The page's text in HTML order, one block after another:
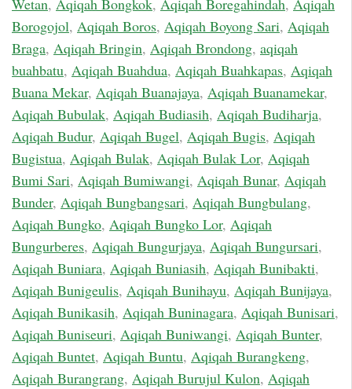
Wetan, Aqiqah Bongkok, Aqiqah Boregahindah, Aqiqah
Borogojol, Aqiqah Boros, Aqiqah Boyong Sari, Aqiqah
Braga, Aqiqah Bringin, Aqiqah Brondong, aqiqah
buahbatu, Aqiqah Buahdua, Aqiqah Buahkapas, Aqiqah
Buana Mekar, Aqiqah Buanajaya, Aqiqah Buanamekar,
Aqiqah Bubulak, Aqiqah Budiasih, Aqiqah Budiharja,
Aqiqah Budur, Aqiqah Bugel, Aqiqah Bugis, Aqiqah
Bugistua, Aqiqah Bulak, Aqiqah Bulak Lor, Aqiqah
Bumi Sari, Aqiqah Bumiwangi, Aqiqah Bunar, Aqiqah
Bunder, Aqiqah Bungbangsari, Aqiqah Bungbulang,
Aqiqah Bungko, Aqiqah Bungko Lor, Aqiqah
Bungurberes, Aqiqah Bungurjaya, Aqiqah Bungursari,
Aqiqah Buniara, Aqiqah Buniasih, Aqiqah Bunibakti,
Aqiqah Bunigeulis, Aqiqah Bunihayu, Aqiqah Bunijaya,
Aqiqah Bunikasih, Aqiqah Buninagara, Aqiqah Bunisari,
Aqiqah Buniseuri, Aqiqah Buniwangi, Aqiqah Bunter,
Aqiqah Buntet, Aqiqah Buntu, Aqiqah Burangkeng,
Aqiqah Burangrang, Aqiqah Burujul Kulon, Aqiqah